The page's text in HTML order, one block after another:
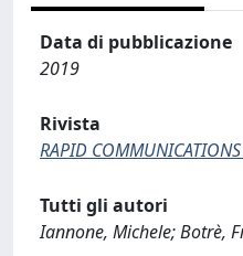
Data di pubblicazione
2019
Rivista
RAPID COMMUNICATIONS
Tutti gli autori
Iannone, Michele; Botrè,